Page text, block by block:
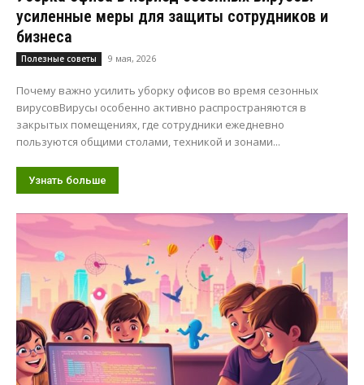
усиленные меры для защиты сотрудников и
бизнеса
Полезные советы 9 мая, 2026
Почему важно усилить уборку офисов во время сезонных
вирусовВирусы особенно активно распространяются в
закрытых помещениях, где сотрудники ежедневно
пользуются общими столами, техникой и зонами...
Узнать больше